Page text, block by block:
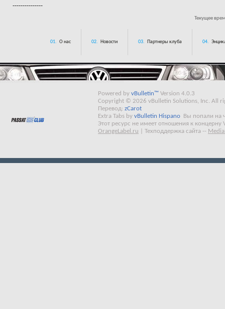
---------------
Текущее
01. О нас 02. Новости 03. Партнеры клуба 04.
Powered by vBulletin™ Version 4.0.3
Copyright © 2026 vBulletin Solutions, Inc. All
Перевод: zCarot
Extra Tabs by vBulletin Hispano
Вы попали на
Этот ресурс не имеет отношения к концерну
OrangeLabel.ru
Техподдержка сайта --